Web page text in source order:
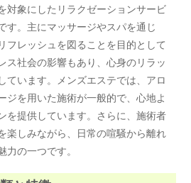
対象にしたリラクゼーションサービ
す。主にマッサージやスパを通じ
フレッシュを図ることを目的として
ス社会の影響もあり、心身のリラッ
ています。メンズエステでは、アロ
ジを用いた施術が一般的で、心地よ
を提供しています。さらに、施術者
楽しみながら、日常の喧騒から離れ
の一つです。